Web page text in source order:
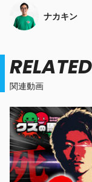
ナカキン
関連動画
RELATED